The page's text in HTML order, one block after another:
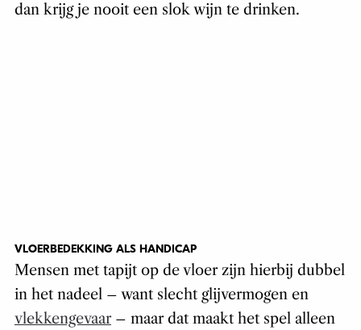
dan krijg je nooit een slok wijn te drinken.
VLOERBEDEKKING ALS HANDICAP
Mensen met tapijt op de vloer zijn hierbij dubbel
in het nadeel – want slecht glijvermogen en
vlekkengevaar– maar dat maakt het spel alleen